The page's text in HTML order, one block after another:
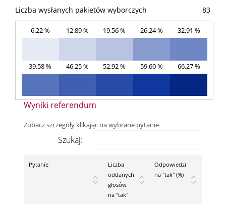
Liczba wysłanych pakietów wyborczych 83
6.22 % 12.89 % 19.56 % 26.24 % 32.91 %
39.58 % 46.25 % 52.92 % 59.60 % 66.27 %
Wyniki referendum
Zobacz szczegóły klikając na wybrane pytanie
Szukaj:
Pytanie
Liczba
oddanych
głosów
na "tak"
Odpowiedzi
na "tak" (%)